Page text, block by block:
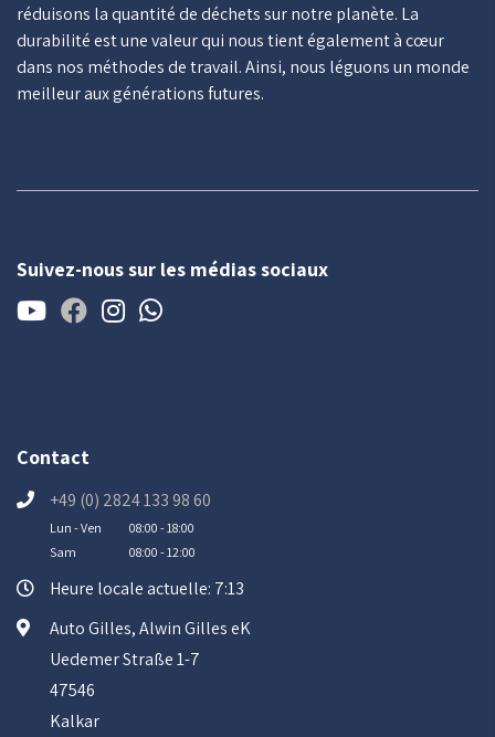
réduisons la quantité de déchets sur notre planète. La
durabilité est une valeur qui nous tient également à cœur
dans nos méthodes de travail. Ainsi, nous léguons un monde
meilleur aux générations futures.
Suivez-nous sur les médias sociaux
Contact
+49 (0) 2824 133 98 60
Lun - Ven
08:00 - 18:00
Sam
08:00 - 12:00
Heure locale actuelle: 7:13
Auto Gilles, Alwin Gilles eK
Uedemer Straße 1-7
47546
Kalkar